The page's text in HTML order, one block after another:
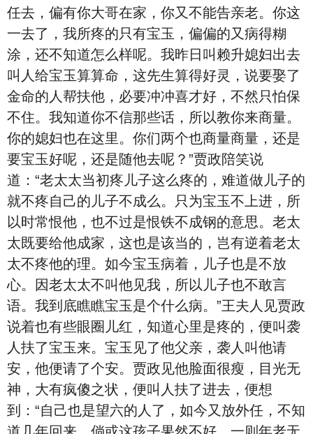
任去，偏有你大哥在家，你又不能告亲老。你这
一去了，我所疼的只有宝玉，偏偏的又病得糊
涂，还不知道怎么样呢。我昨日叫赖升媳妇出去
叫人给宝玉算算命，这先生算得好灵，说要娶了
金命的人帮扶他，必要冲冲喜才好，不然只怕保
不住。我知道你不信那些话，所以教你来商量。
你的媳妇也在这里。你们两个也商量商量，还是
要宝玉好呢，还是随他去呢？”贾政陪笑说
道：“老太太当初疼儿子这么疼的，难道做儿子的
就不疼自己的儿子不成么。只为宝玉不上进，所
以时常恨他，也不过是恨铁不成钢的意思。老太
太既要给他成家，这也是该当的，岂有逆着老太
太不疼他的理。如今宝玉病着，儿子也是不放
心。因老太太不叫他见我，所以儿子也不敢言
语。我到底瞧瞧宝玉是个什么病。”王夫人见贾政
说着也有些眼圈儿红，知道心里是疼的，便叫袭
人扶了宝玉来。宝玉见了他父亲，袭人叫他请
安，他便请了个安。贾政见他脸面很瘦，目光无
神，大有疯傻之状，便叫人扶了进去，便想
到：“自己也是望六的人了，如今又放外任，不知